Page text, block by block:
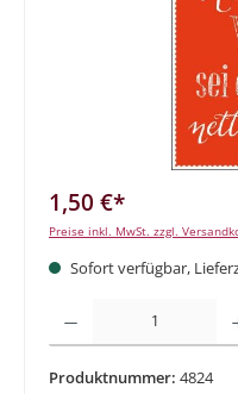
1,50 €*
Preise inkl. MwSt. zzgl.
Sofort verfügbar,
Produkt Anzahl: Gib den
Produktnummer: 4824